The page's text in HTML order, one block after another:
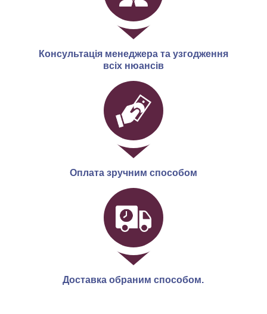
Консультація менеджера та узгодження
всіх нюансів
Оплата зручним способом
Доставка обраним способом.